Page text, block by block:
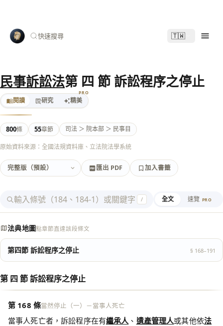
快速搜尋 🇹🇼
民事訴訟法第 四 節 訴訟程序之停止
閱讀 研究 精美
PRO
800條 55章節 司法 ＞ 院本部 ＞ 民事目
原始資料來源：全國法規資料庫、立法院法學系統
匯出 PDF 加入書籤
匯出 PDF
加入書籤
/ 全文 速覽 PRO
法典地圖點章節直達該段條文
第四節 訴訟程序之停止 § 168–191
第 四 節 訴訟程序之停止
第 168 條當然停止（一）－當事人死亡
當事人死亡者，訴訟程序在有繼承人、 遺產管理人或其他依法